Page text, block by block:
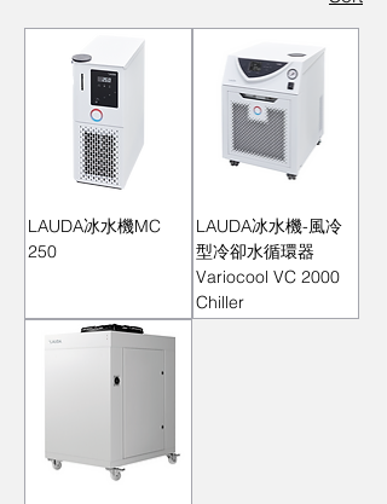
備，廣泛應用於工業、食
品加工、建築空調等領
域。 重點概念 英文名稱:
Chiller 中文俗稱: 冰水
機、冷凍機、冷水機 核心
功能: 利用製冷劑循環製
他物體或設備。 應用: 工
業製程、食品冷卻、醫療
設備恆溫、建築空調系統
等。 常見類型: 有風冷式
（Air-cooled）和水冷式
（Water-cooled），效率
LAUDA冰水機MC
250
LAUDA冰水機-風冷
型冷卻水循環器
Variocool VC 2000
Chiller